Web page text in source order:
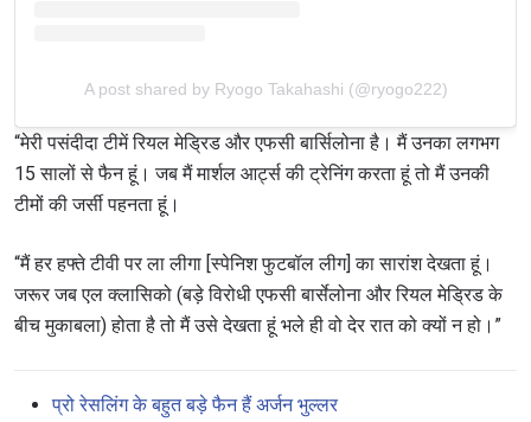
A post shared by Ryogo Takahashi (@ryogo222)
“मेरी पसंदीदा टीमें रियल मेड्रिड और एफसी बार्सिलोना है। मैं उनका लगभग
15 सालों से फैन हूं। जब मैं मार्शल आर्ट्स की ट्रेनिंग करता हूं तो मैं उनकी
टीमों की जर्सी पहनता हूं।
“मैं हर हफ्ते टीवी पर ला लीगा [स्पेनिश फुटबॉल लीग] का सारांश देखता हूं।
जरूर जब एल क्लासिको (बड़े विरोधी एफसी बार्सेलोना और रियल मेड्रिड के
बीच मुकाबला) होता है तो मैं उसे देखता हूं भले ही वो देर रात को क्यों न हो।”
प्रो रेसलिंग के बहुत बड़े फैन हैं अर्जन भुल्लर